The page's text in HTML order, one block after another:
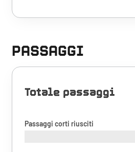
PASSAGGI
Totale passaggi
Passaggi corti riusciti